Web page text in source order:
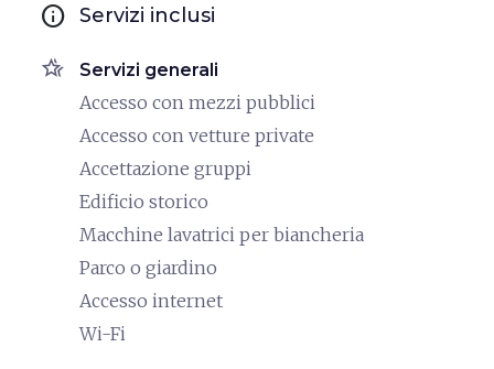
info Servizi inclusi
hotel_class Servizi generali
Accesso con mezzi pubblici
Accesso con vetture private
Accettazione gruppi
Edificio storico
Macchine lavatrici per biancheria
Parco o giardino
Accesso internet
Wi-Fi